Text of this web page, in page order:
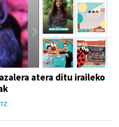
atera ditu iraileko